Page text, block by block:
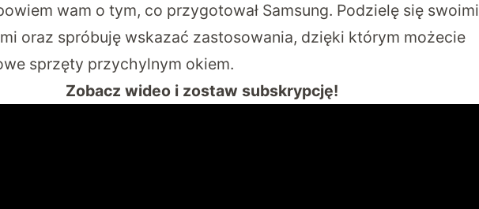
wam o tym, co przygotował Samsung. Podzielę się swoimi
oraz spróbuję wskazać zastosowania, dzięki którym możecie
sprzęty przychylnym okiem.
Zobacz wideo i zostaw subskrypcję!